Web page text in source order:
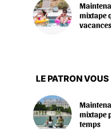
mixtape
vacances
LE PATRON
mixtape
temps